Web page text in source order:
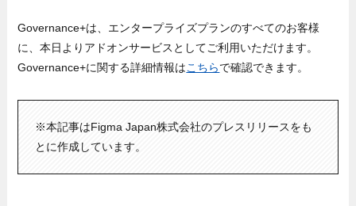
Governance+は、エンタープライズプランのすべてのお客様
に、本日よりアドオンサービスとしてご利用いただけます。
Governance+に関する詳細情報はこちらで確認できます。
※本記事はFigma Japan株式会社のプレスリリースをも
とに作成しています。